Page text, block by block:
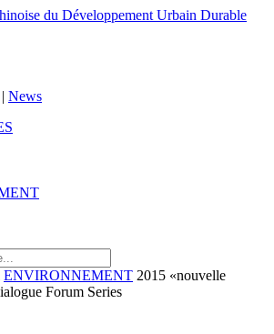
du Développement Urbain Durable
| News
ENVIRONNEMENT 2015 «nouvelle
Forum Series